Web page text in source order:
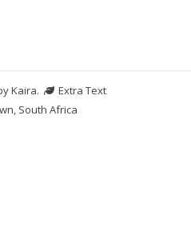
Kaira.
Extra Text
South Africa